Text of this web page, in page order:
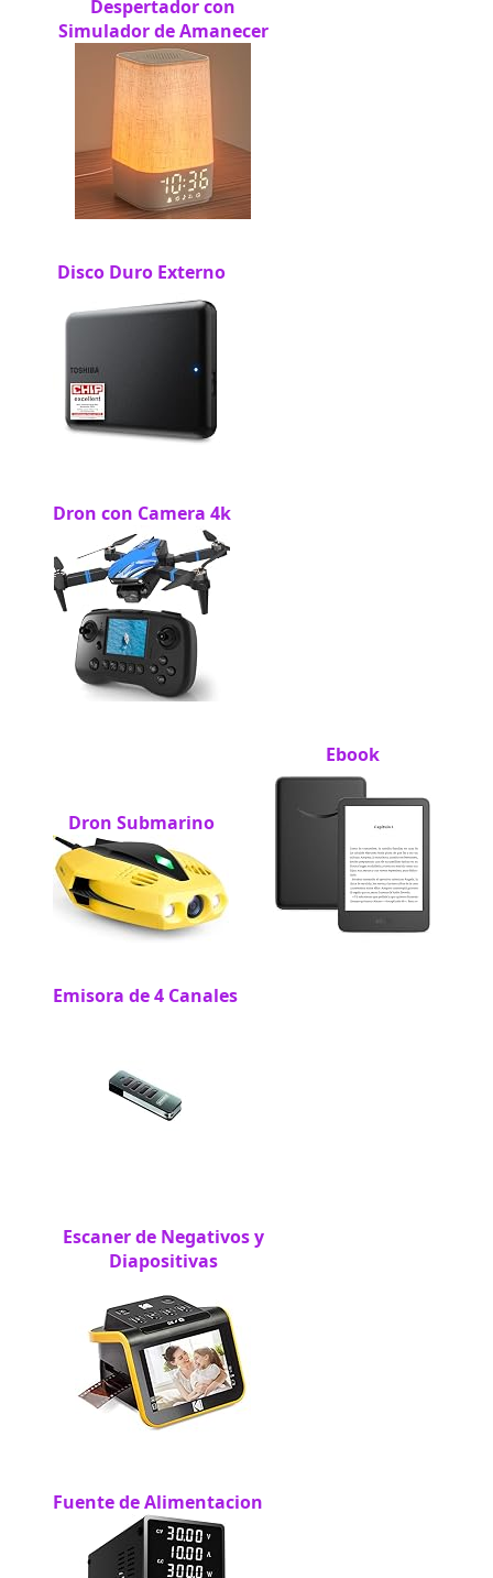
Despertador con
Simulador de Amanecer
Disco Duro Externo
Dron con Camera 4k
Dron Submarino
Ebook
Emisora de 4 Canales
Escaner de Negativos y
Diapositivas
Fuente de Alimentacion